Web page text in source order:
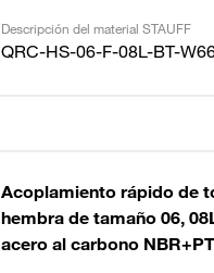
Descripción del material STAUFF
QRC-HS-06-F-08L-BT-
Acoplamiento rápido de
hembra de tamaño 06,
acero al carbono